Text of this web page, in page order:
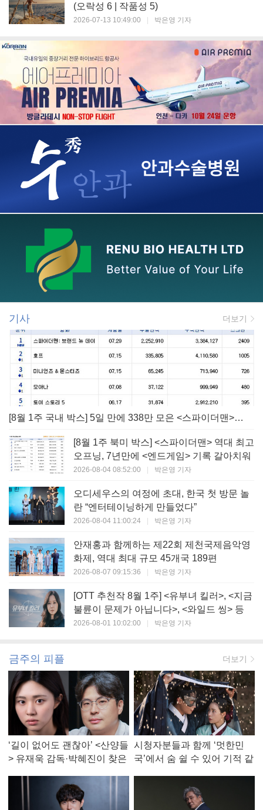
(오락성 6 | 작품성 5)
2026-07-13 10:49:00 박은영 기자
기사 더보기
[8월 1주 국내 박스] 5일 만에 338만 모은 <스파이더맨> 극장가 235% 대반등, <호프>는 400만 돌파
[8월 1주 북미 박스] <스파이더맨> 역대 최고
오프닝, 7년만에 <엔드게임> 기록 갈아치워
2026-08-04 08:52:00 | 박은영 기자
오디세우스의 여정에 초대, 한국 첫 방문 놀
란 “엔터테이닝하게 만들었다”
2026-08-04 11:00:24 | 박은영 기자
안재홍과 함께하는 제22회 제천국제음악영
화제, 역대 최대 규모 45개국 189편
2026-08-07 09:15:36 | 박은영 기자
[OTT 추천작 8월 1주] <유부녀 킬러>, <지금
불륜이 문제가 아닙니다>, <와일드 씽> 등
2026-08-01 10:02:00 | 박은영 기자
금주의 피플 더보기
‘길이 없어도 괜찮아’ <산양들
> 유재욱 감독·박혜진이 찾은
시청자분들과 함께 ‘멋한민
국’에서 숨 쉴 수 있어 기적 같